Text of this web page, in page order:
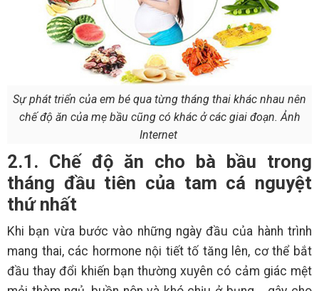
Sự phát triển của em bé qua từng tháng thai khác nhau nên
chế độ ăn của mẹ bầu cũng có khác ở các giai đoạn. Ảnh
Internet
2.1. Chế độ ăn cho bà bầu trong
tháng đầu tiên của tam cá nguyệt
thứ nhất
Khi bạn vừa bước vào những ngày đầu của hành trình
mang thai, các hormone nội tiết tố tăng lên, cơ thể bắt
đầu thay đổi khiến bạn thường xuyên có cảm giác mệt